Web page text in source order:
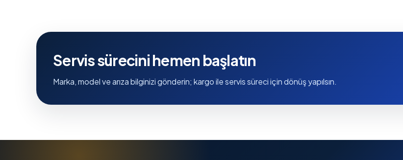
Servis sürecini hemen başlatın
Marka, model ve arıza bilginizi gönderin; kargo ile servis süreci için dönüş yapılsın.